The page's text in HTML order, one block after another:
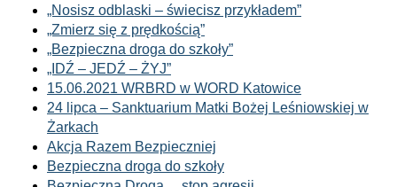
„Nosisz odblaski – świecisz przykładem”
„Zmierz się z prędkością”
„Bezpieczna droga do szkoły”
„IDŹ – JEDŹ – ŻYJ”
15.06.2021 WRBRD w WORD Katowice
24 lipca – Sanktuarium Matki Bożej Leśniowskiej w
Żarkach
Akcja Razem Bezpieczniej
Bezpieczna droga do szkoły